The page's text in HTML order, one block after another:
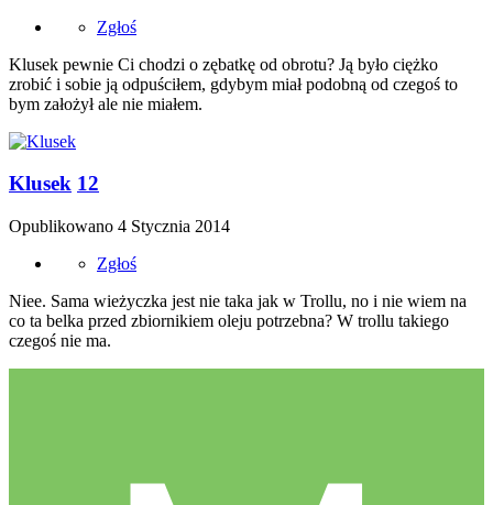
Zgłoś
Klusek pewnie Ci chodzi o zębatkę od obrotu? Ją było ciężko
zrobić i sobie ją odpuściłem, gdybym miał podobną od czegoś to
bym założył ale nie miałem.
Klusek 12
Opublikowano 4 Stycznia 2014
Zgłoś
Niee. Sama wieżyczka jest nie taka jak w Trollu, no i nie wiem na
co ta belka przed zbiornikiem oleju potrzebna? W trollu takiego
czegoś nie ma.